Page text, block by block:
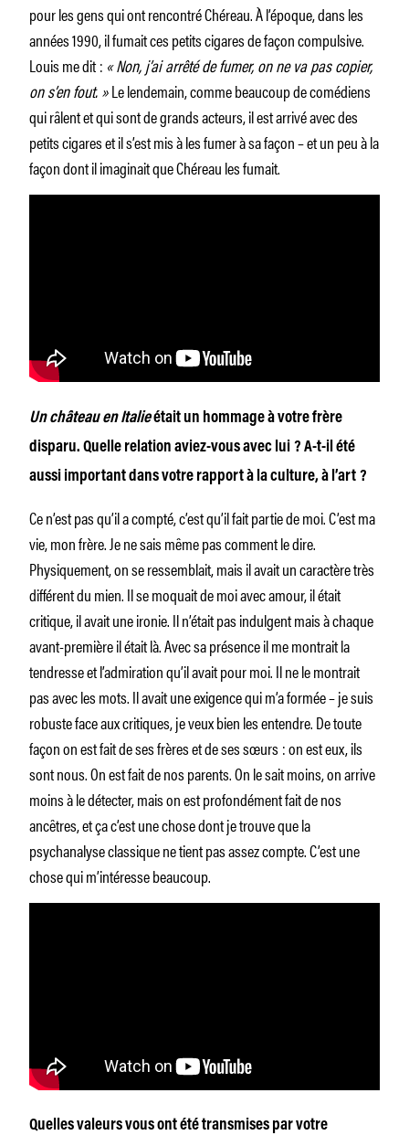
pour les gens qui ont rencontré Chéreau. À l’époque, dans les
années 1990, il fumait ces petits cigares de façon compulsive.
Louis me dit : « Non, j’ai arrêté de fumer, on ne va pas copier,
on s’en fout. »Le lendemain, comme beaucoup de comédiens
qui râlent et qui sont de grands acteurs, il est arrivé avec des
petits cigares et il s’est mis à les fumer à sa façon – et un peu à la
façon dont il imaginait que Chéreau les fumait.
Un château en Italieétait un hommage à votre frère
disparu. Quelle relation aviez-vous avec lui ? A-t-il été
aussi important dans votre rapport à la culture, à l’art ?
Ce n’est pas qu’il a compté, c’est qu’il fait partie de moi. C’est ma
vie, mon frère. Je ne sais même pas comment le dire.
Physiquement, on se ressemblait, mais il avait un caractère très
différent du mien. Il se moquait de moi avec amour, il était
critique, il avait une ironie. Il n’était pas indulgent mais à chaque
avant-première il était là. Avec sa présence il me montrait la
tendresse et l’admiration qu’il avait pour moi. Il ne le montrait
pas avec les mots. Il avait une exigence qui m’a formée – je suis
robuste face aux critiques, je veux bien les entendre. De toute
façon on est fait de ses frères et de ses sœurs : on est eux, ils
sont nous. On est fait de nos parents. On le sait moins, on arrive
moins à le détecter, mais on est profondément fait de nos
ancêtres, et ça c’est une chose dont je trouve que la
psychanalyse classique ne tient pas assez compte. C’est une
chose qui m’intéresse beaucoup.
Quelles valeurs vous ont été transmises par votre